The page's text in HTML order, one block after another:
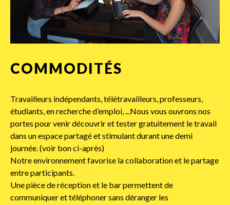
COMMODITÉS
Travailleurs indépendants, télétravailleurs, professeurs,
étudiants, en recherche d’emploi, ...Nous vous ouvrons nos
portes pour venir découvrir et tester gratuitement le travail
dans un espace partagé et stimulant durant une demi
journée. (voir bon ci-après)
Notre environnement favorise la collaboration et le partage
entre participants.
Une pièce de réception et le bar permettent de
communiquer et téléphoner sans déranger les